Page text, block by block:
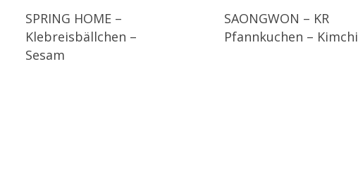
SPRING HOME –
Klebreisbällchen –
Sesam
SAONGWON – KR
Pfannkuchen – Kimchi